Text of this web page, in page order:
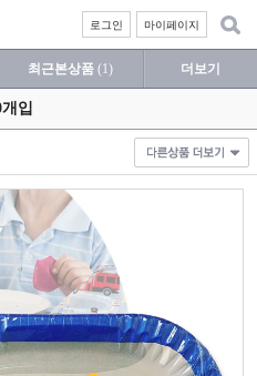
마이페이지
로그인
최근본상품 (1) 더보기
입